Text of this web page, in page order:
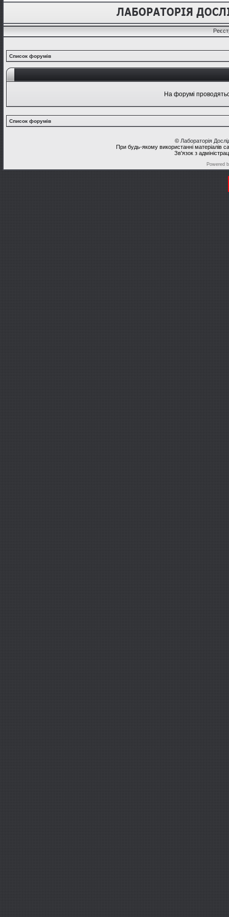
Список форумів
На форумі
Список форумів
© Лабораторія
При будь-якому використанні матеріалів
Зв'язок з
Powered